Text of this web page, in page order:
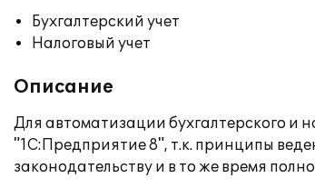
Бухгалтерский учет
Налоговый учет
Описание
Для автоматизации бухгалтерского и
"1С:Предприятие 8", т.к. принципы
законодательству и в то же время